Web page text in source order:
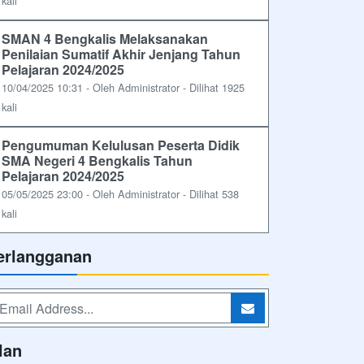
SMAN 4 Bengkalis Melaksanakan
Penilaian Sumatif Akhir Jenjang Tahun
Pelajaran 2024/2025
10/04/2025 10:31 - Oleh Administrator - Dilihat 1925
kali
Pengumuman Kelulusan Peserta Didik
SMA Negeri 4 Bengkalis Tahun
Pelajaran 2024/2025
05/05/2025 23:00 - Oleh Administrator - Dilihat 538
kali